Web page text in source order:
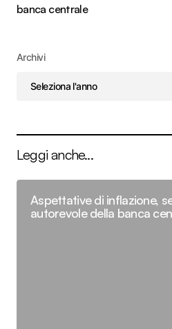
banca centrale
Archivi
Leggi anche...
Aspettative di inflazione,
autorevole della banca